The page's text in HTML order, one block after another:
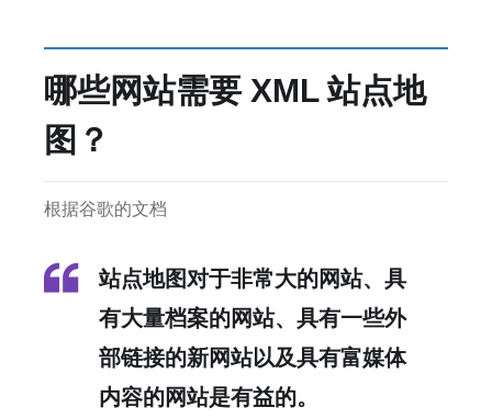
哪些网站需要 XML 站点地
图？
根据谷歌的文档
站点地图对于非常大的网站、具
有大量档案的网站、具有一些外
部链接的新网站以及具有富媒体
内容的网站是有益的。